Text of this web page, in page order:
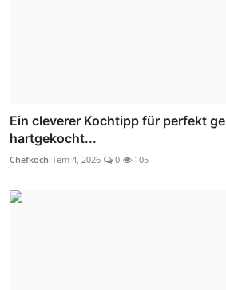
Ein cleverer Kochtipp für perfekt
hartgekocht...
Chefkoch Tem 4, 2026 0 105